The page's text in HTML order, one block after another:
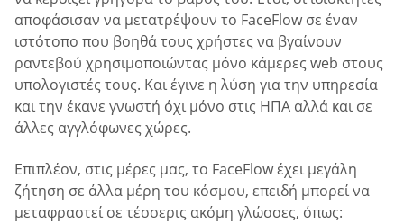
αποφάσισαν να μετατρέψουν το FaceFlow σε έναν
ιστότοπο που βοηθά τους χρήστες να βγαίνουν
ραντεβού χρησιμοποιώντας μόνο κάμερες web στους
υπολογιστές τους. Και έγινε η λύση για την υπηρεσία
και την έκανε γνωστή όχι μόνο στις ΗΠΑ αλλά και σε
άλλες αγγλόφωνες χώρες.
Επιπλέον, στις μέρες μας, το FaceFlow έχει μεγάλη
ζήτηση σε άλλα μέρη του κόσμου, επειδή μπορεί να
μεταφραστεί σε τέσσερις ακόμη γλώσσες, όπως: